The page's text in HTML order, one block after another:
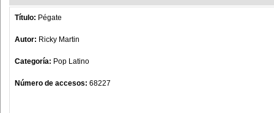
Título: Pégate
Autor: Ricky Martin
Categoría: Pop Latino
Número de accesos: 68227